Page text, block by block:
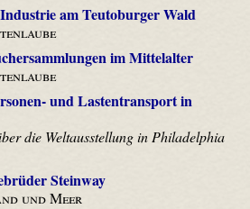
am Teutoburger Wald
im Mittelalter
und Lastentransport in
die Weltausstellung in Philadelphia
Steinway
und Meer